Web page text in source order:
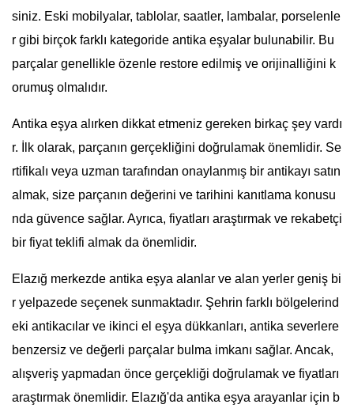
siniz. Eski mobilyalar, tablolar, saatler, lambalar, porselenle
r gibi birçok farklı kategoride antika eşyalar bulunabilir. Bu
parçalar genellikle özenle restore edilmiş ve orijinalliğini k
orumuş olmalıdır.
Antika eşya alırken dikkat etmeniz gereken birkaç şey vardı
r. İlk olarak, parçanın gerçekliğini doğrulamak önemlidir. Se
rtifikalı veya uzman tarafından onaylanmış bir antikayı satın
almak, size parçanın değerini ve tarihini kanıtlama konusu
nda güvence sağlar. Ayrıca, fiyatları araştırmak ve rekabetçi
bir fiyat teklifi almak da önemlidir.
Elazığ merkezde antika eşya alanlar ve alan yerler geniş bi
r yelpazede seçenek sunmaktadır. Şehrin farklı bölgelerind
eki antikacılar ve ikinci el eşya dükkanları, antika severlere
benzersiz ve değerli parçalar bulma imkanı sağlar. Ancak,
alışveriş yapmadan önce gerçekliği doğrulamak ve fiyatları
araştırmak önemlidir. Elazığ'da antika eşya arayanlar için b